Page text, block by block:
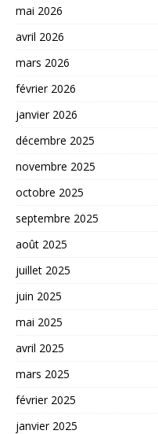
mai 2026
avril 2026
mars 2026
février 2026
janvier 2026
décembre 2025
novembre 2025
octobre 2025
septembre 2025
août 2025
juillet 2025
juin 2025
mai 2025
avril 2025
mars 2025
février 2025
janvier 2025